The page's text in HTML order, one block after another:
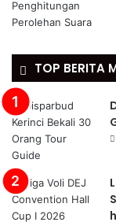
TOP BERITA